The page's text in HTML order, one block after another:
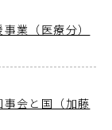
業（医療分）
会と国（加藤